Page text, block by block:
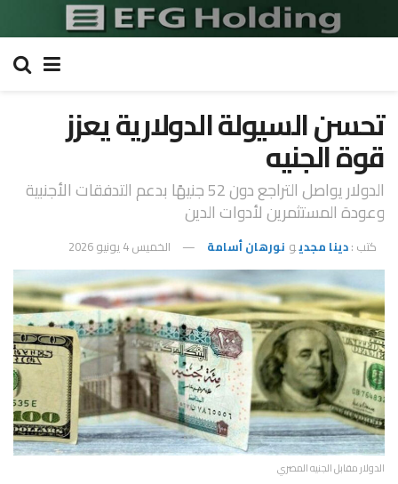
تحسن السيولة الدولارية يعزز
قوة الجنيه
الدولار يواصل التراجع دون 52 جنيهًا بدعم التدفقات الأجنبية
وعودة المستثمرين لأدوات الدين
كتب :دينا مجديو نورهان أسامة الخميس 4 يونيو 2026
الدولار مقابل الجنيه المصري